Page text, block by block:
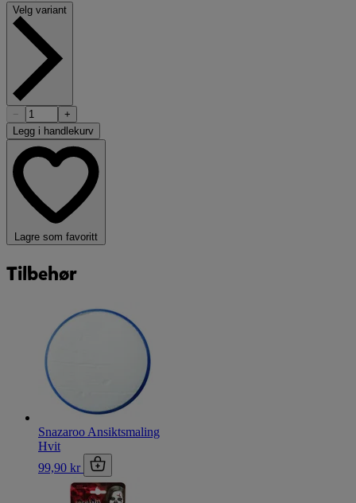
Velg variant
−
+
Legg i handlekurv
Lagre som favoritt
Tilbehør
Snazaroo Ansiktsmaling
Hvit
99,90 kr